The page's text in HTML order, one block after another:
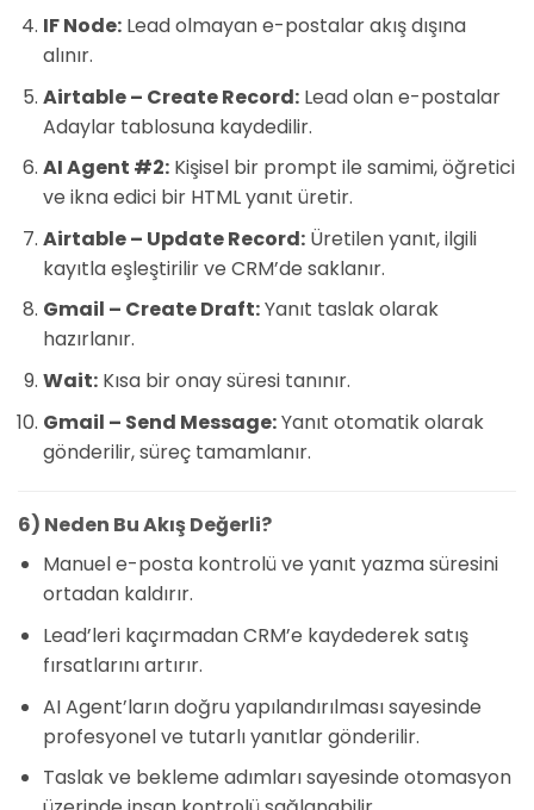
IF Node:Lead olmayan e-postalar akış dışına
alınır.
Airtable – Create Record:Lead olan e-postalar
Adaylar tablosuna kaydedilir.
AI Agent #2:Kişisel bir prompt ile samimi, öğretici
ve ikna edici bir HTML yanıt üretir.
Airtable – Update Record:Üretilen yanıt, ilgili
kayıtla eşleştirilir ve CRM’de saklanır.
Gmail – Create Draft:Yanıt taslak olarak
hazırlanır.
Wait:Kısa bir onay süresi tanınır.
Gmail – Send Message:Yanıt otomatik olarak
gönderilir, süreç tamamlanır.
6) Neden Bu Akış Değerli?
Manuel e-posta kontrolü ve yanıt yazma süresini
ortadan kaldırır.
Lead’leri kaçırmadan CRM’e kaydederek satış
fırsatlarını artırır.
AI Agent’ların doğru yapılandırılması sayesinde
profesyonel ve tutarlı yanıtlar gönderilir.
Taslak ve bekleme adımları sayesinde otomasyon